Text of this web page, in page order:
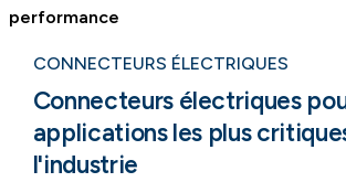
CONNECTEURS ÉLECTRIQUES
Connecteurs électriques
applications les plus
l'industrie